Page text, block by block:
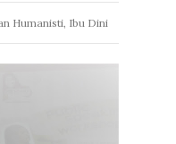
Humanisti, Ibu Dini